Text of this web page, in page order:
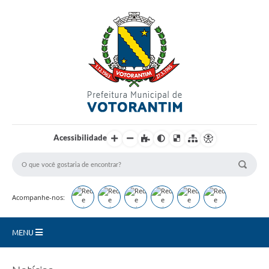
Acessibilidade
Acompanhe-nos:
MENU